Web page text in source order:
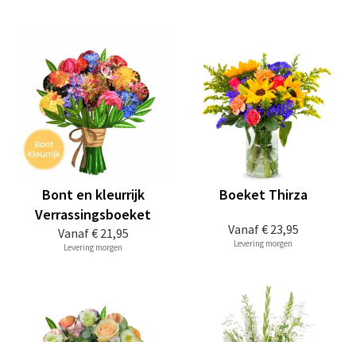
Vanaf€ 21,95
Bont en kleurrijk
Verrassingsboeket
Levering morgen
Vanaf€ 23,95
Boeket Thirza
Levering morgen